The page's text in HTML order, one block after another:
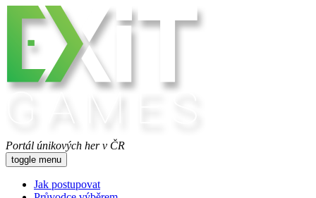
Portál únikových her v ČR
toggle menu
Jak postupovat